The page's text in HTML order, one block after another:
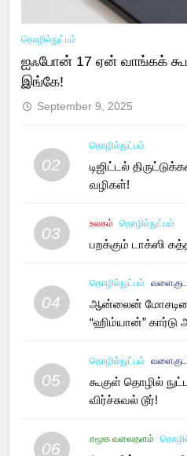
தொழில்நுட்பம்
ஐஃபோன் 17 ஏன் வாங்கக்
இங்கே!
September 9, 2025
02
தொழில்நுட்பம்
டிஜிட்டல்
வழிகள்!
03
உலகம் தொழில்நுட்பம்
பறக்கும் டாக்ஸி
04
தொழில்நுட்பம்
ஆன்லைன்
“ஹிம்யான்” கார்டு
05
தொழில்நுட்பம்
கூகுள் தொழில்
விர்ச்சுவல் டூர்!
06
சமூக வலைதளம்